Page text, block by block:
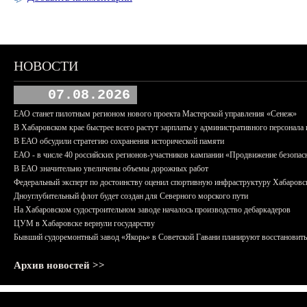
НОВОСТИ
07.08.2026
ЕАО станет пилотным регионом нового проекта Мастерской управления «Сенеж»
В Хабаровском крае быстрее всего растут зарплаты у административного персонала
В ЕАО обсудили стратегию сохранения исторической памяти
ЕАО - в числе 40 российских регионов-участников кампании «Продвижение
В ЕАО значительно увеличены объемы дорожных работ
Федеральный эксперт по достоинству оценил спортивную инфраструктуру
Дноуглубительный флот будет создан для Северного морского пути
На Хабаровском судостроительном заводе началось производство дебаркадеров
ЦУМ в Хабаровске вернули государству
Бывший судоремонтный завод «Якорь» в Советской Гавани планируют восстановить
Архив новостей >>